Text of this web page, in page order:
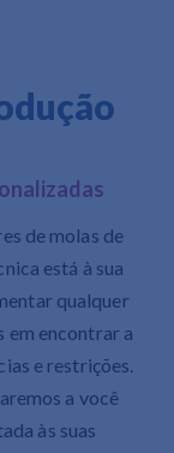
de molas de
está à sua
qualquer
em encontrar a
e restrições.
a você
às suas